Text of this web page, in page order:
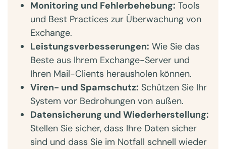
Monitoring und Fehlerbehebung: Tools
und Best Practices zur Überwachung von
Exchange.
Leistungsverbesserungen: Wie Sie das
Beste aus Ihrem Exchange-Server und
Ihren Mail-Clients herausholen können.
Viren- und Spamschutz: Schützen Sie Ihr
System vor Bedrohungen von außen.
Datensicherung und Wiederherstellung:
Stellen Sie sicher, dass Ihre Daten sicher
sind und dass Sie im Notfall schnell wieder